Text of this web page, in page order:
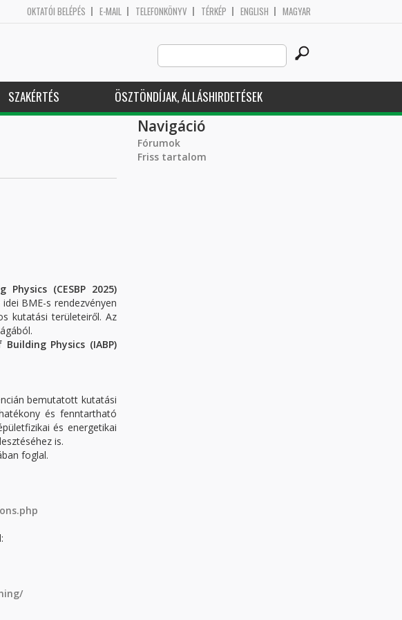
OKTATÓI BELÉPÉS E-MAIL TELEFONKÖNYV TÉRKÉP ENGLISH MAGYAR
Search
this
site
SZAKÉRTÉS ÖSZTÖNDÍJAK, ÁLLÁSHIRDETÉSEK
(CESBP 2025)
BME-s rendezvényen
kutatási területeiről. Az
Physics (IABP)
bemutatott kutatási
és fenntartható
és energetikai
is.
foglal.
Navigáció
Fórumok
Friss tartalom